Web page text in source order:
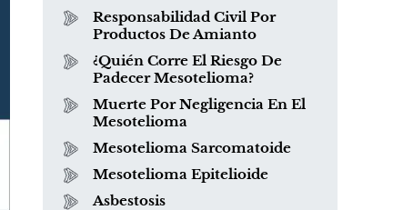
Responsabilidad Civil Por
Productos De Amianto
¿Quién Corre El Riesgo De
Padecer Mesotelioma?
Muerte Por Negligencia En El
Mesotelioma
Mesotelioma Sarcomatoide
Mesotelioma Epitelioide
Asbestosis